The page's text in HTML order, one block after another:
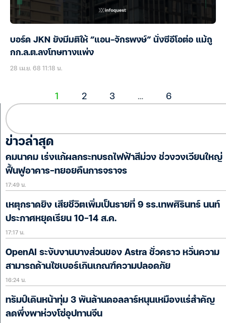
บอร์ด JKN ยังมีมติให้ “แอน-จักรพงษ์” นั่งซีอีโอต่อ แม้ถู
กก.ล.ต.ลงโทษทางแพ่ง
28 เม.ย. 68 11:18 น.
1 2 3 … 6
ข่าวล่าสุด
คมนาคม เร่งแก้ผลกระทบรถไฟฟ้าสีม่วง ช่วงวงเวียนใหญ่
ฟื้นฟูอาคาร-ทยอยคืนการจราจร
17:49 น.
เหตุกราดยิง เสียชีวิตเพิ่มเป็นรายที่ 9 รร.เทพศิรินทร์ นนท์
ประกาศหยุดเรียน 10-14 ส.ค.
17:17 น.
OpenAI ระงับงานบางส่วนของ Astra ชั่วคราว หวั่นความ
สามารถด้านไซเบอร์เกินเกณฑ์ความปลอดภัย
16:24 น.
ทรัมป์เดินหน้าทุ่ม 3 พันล้านดอลลาร์หนุนเหมืองแร่สำคัญ
ลดพึ่งพาห่วงโซ่อุปทานจีน